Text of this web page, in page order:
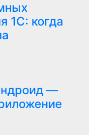
1С: когда
—